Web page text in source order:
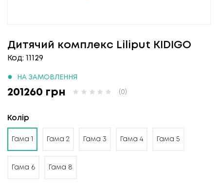
Дитячий комплекс Liliput KIDIGO
Код: 11129
● НА ЗАМОВЛЕННЯ
201260 грн (0)
Колір
Гама 1 Гама 2 Гама 3 Гама 4 Гама 5
Гама 6 Гама 8